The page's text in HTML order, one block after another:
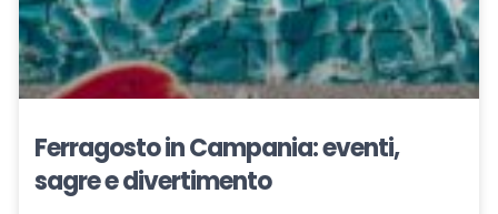
Ferragosto in Campania: eventi,
sagre e divertimento